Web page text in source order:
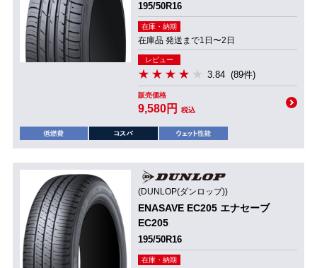
195/50R16
在庫・納期
在庫品 発送まで1日〜2日
レビュー
3.84 (89件)
販売価格
9,580円 税込
(DUNLOP(ダンロップ))
ENASAVE EC205 エナセーブ
EC205
195/50R16
在庫・納期